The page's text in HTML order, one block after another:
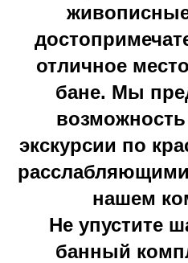
отличное
бане. Мы
экскурсии по
нашем
Не упустите
банный